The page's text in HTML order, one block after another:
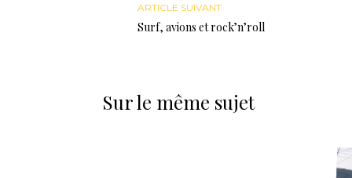
ARTICLE SUIVANT
Surf, avions et rock’n’roll
Sur le même sujet